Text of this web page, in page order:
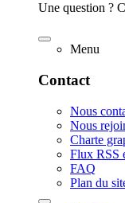
Une question ?
Menu
Contact
Nous
Nous
Charte
Flux RSS
FAQ
Plan du